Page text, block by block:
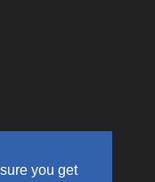
you get